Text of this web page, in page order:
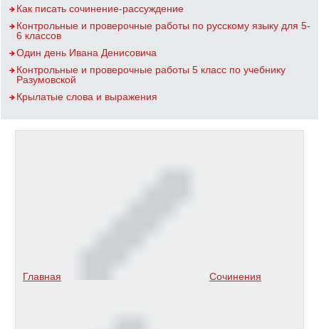
Как писать сочинение-рассуждение
Контрольные и проверочные работы по русскому языку для 5-
6 классов
Один день Ивана Денисовича
Контрольные и проверочные работы 5 класс по учебнику
Разумовской
Крылатые слова и выражения
Главная Сочинения